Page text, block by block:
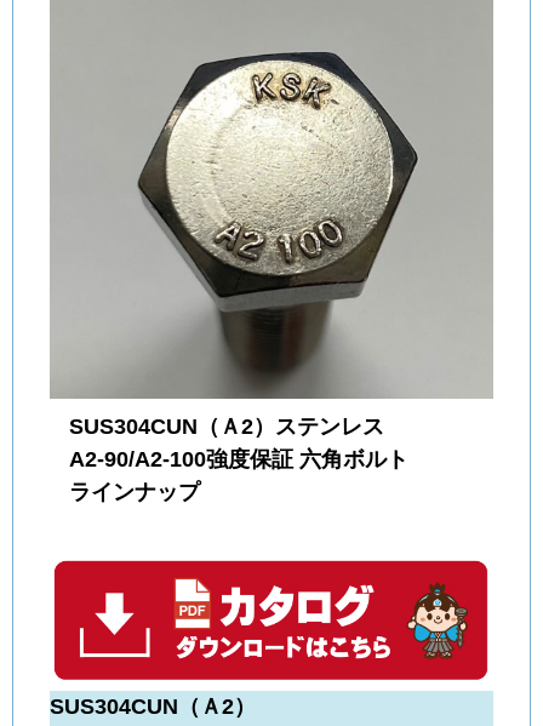
SUS304CUN（Ａ2）ステンレス
A2-90/A2-100強度保証 六角ボルト
ラインナップ
SUS304CUN（Ａ2）